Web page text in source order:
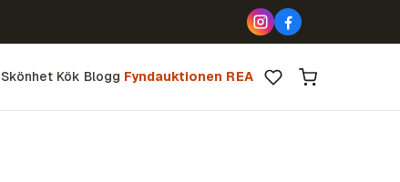
Skönhet Kök Blogg Fyndauktionen REA